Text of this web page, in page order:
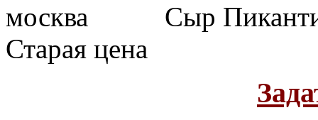
Сыр
Старая цена